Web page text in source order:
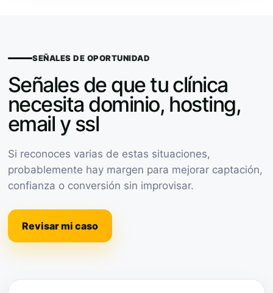
SEÑALES DE OPORTUNIDAD
Señales de que tu clínica
necesita dominio, hosting,
email y ssl
Si reconoces varias de estas situaciones,
probablemente hay margen para mejorar captación,
confianza o conversión sin improvisar.
Revisar mi caso